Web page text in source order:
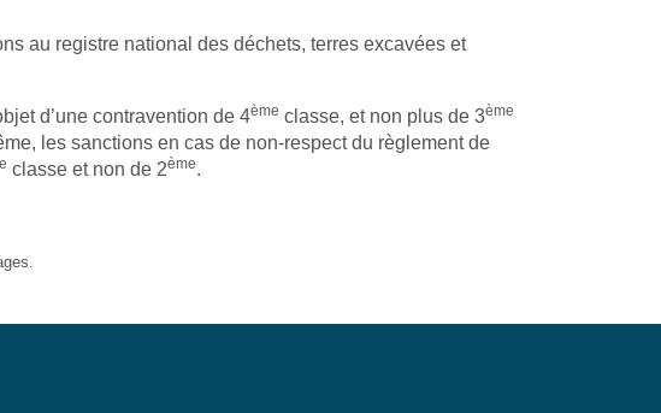
au registre national des déchets, terres excavées et
d’une contravention de 4ème classe, et non plus de 3ème
les sanctions en cas de non-respect du règlement de
classe et non de 2ème.